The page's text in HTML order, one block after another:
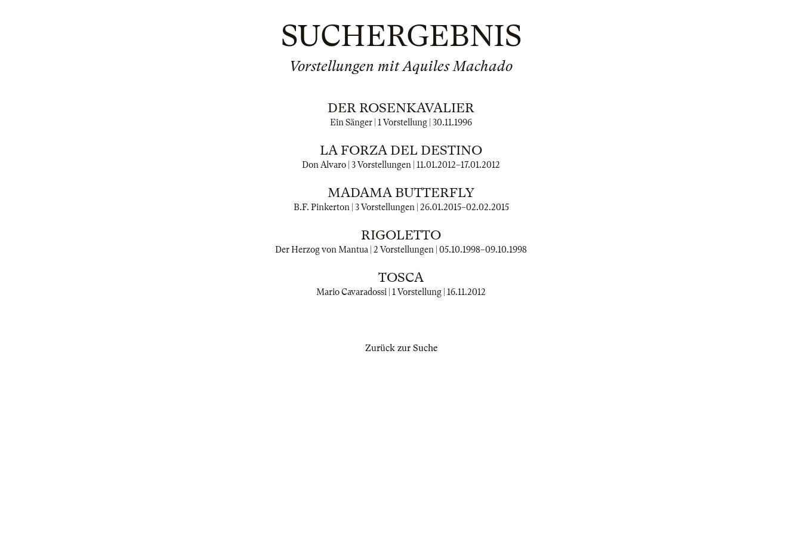
SUCHERGEBNIS
Vorstellungen mit Aquiles Machado
DER ROSENKAVALIER
Ein Sänger | 1 Vorstellung | 30.11.1996
LA FORZA DEL DESTINO
Don Alvaro | 3 Vorstellungen | 11.01.2012–17.01.2012
MADAMA BUTTERFLY
B.F. Pinkerton | 3 Vorstellungen | 26.01.2015–02.02.2015
RIGOLETTO
Der Herzog von Mantua | 2 Vorstellungen | 05.10.1998–09.10.1998
TOSCA
Mario Cavaradossi | 1 Vorstellung | 16.11.2012
Zurück zur Suche